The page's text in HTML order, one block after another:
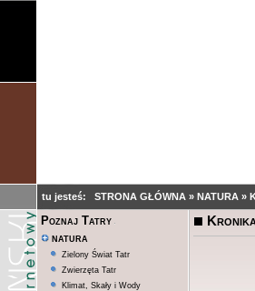
tu jesteś: STRONA GŁÓWNA » NATURA »
Poznaj Tatry
NATURA
Zielony Świat Tatr
Zwierzęta Tatr
Klimat, Skały i Wody